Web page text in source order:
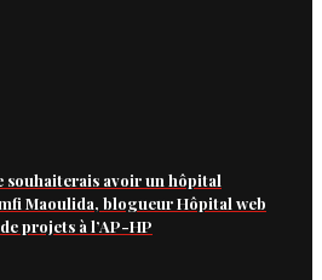
souhaiterais avoir un hôpital
Maoulida, blogueur Hôpital web
projets à l’AP-HP